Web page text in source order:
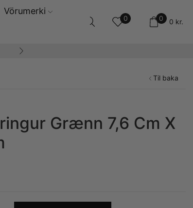
Vörumerki
0 0 0 kr.
Til baka
Grænn 7,6 Cm X